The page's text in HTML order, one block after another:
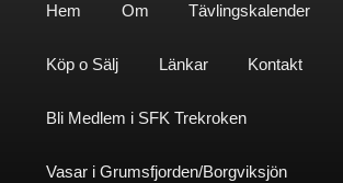
Hem Om Tävlingskalender
Köp o Sälj Länkar Kontakt
Bli Medlem i SFK Trekroken
Vasar i Grumsfjorden/Borgviksjön